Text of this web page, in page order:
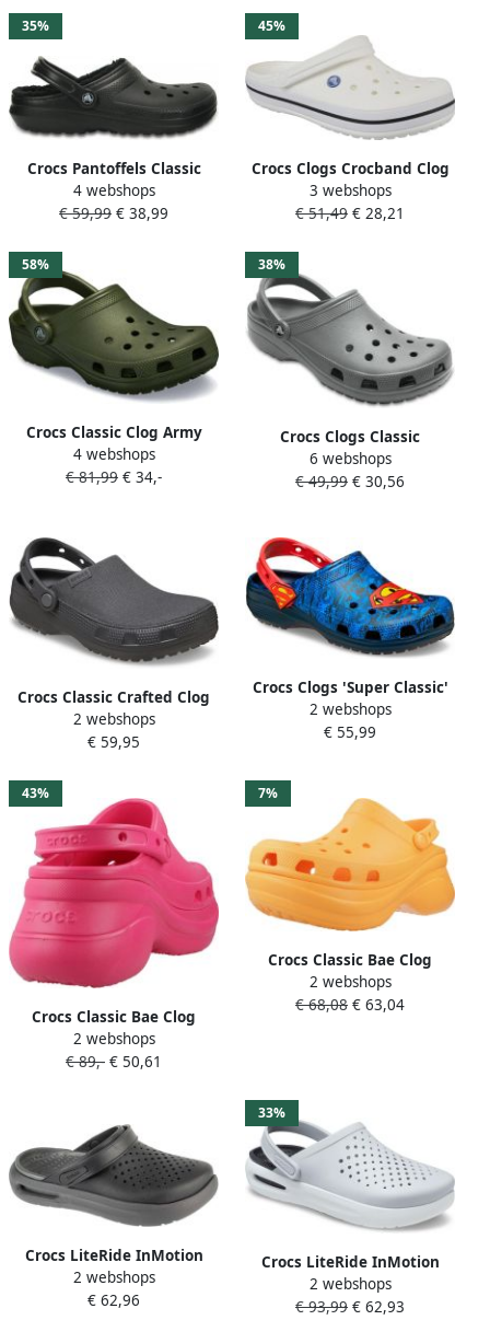
35%
Crocs Pantoffels Classic
Lined Clog Tuinclogs
slippers clogs met knuffelig
4 webshops
€ 59,99 € 38,99
45%
Crocs Clogs Crocband Clog
zomerschoen slippers
pantoffel met twee kleuren
3 webshops
€ 51,49 € 28,21
58%
Crocs Classic Clog Army
Green Schoenmaat 41 42
Slides & sandalen 10001 309
4 webshops
€ 81,99 € 34,-
38%
Crocs Clogs Classic
Zomerschoen tuinschoen
badschoen met typisch logo
6 webshops
€ 49,99 € 30,56
Crocs Classic Crafted Clog
Sandalen maat 43-44 grijs
2 webshops
€ 59,95
Crocs Clogs 'Super Classic'
blauw geel rood zwart
2 webshops
€ 55,99
43%
Crocs Classic Bae Clog
Damesschoenen Platform
Dragon Fruit Comfort
2 webshops
€ 89,- € 50,61
7%
Crocs Classic Bae Clog
Platform Dames Klomp
Orangesicle Verstelbare
2 webshops
€ 68,08 € 63,04
Crocs LiteRide InMotion
Chodaki Zwart Sportief
2 webshops
€ 62,96
33%
Crocs LiteRide InMotion
Klompen LiteRide Demping
Free Feel Bovenwerk
2 webshops
€ 93,99 € 62,93